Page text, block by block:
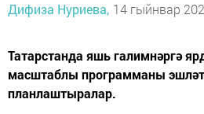
Дифиза Нуриева, 14 гыйнвар
Татарстанда яшь галимнәргә
масштаблы программаны
планлаштыралар.